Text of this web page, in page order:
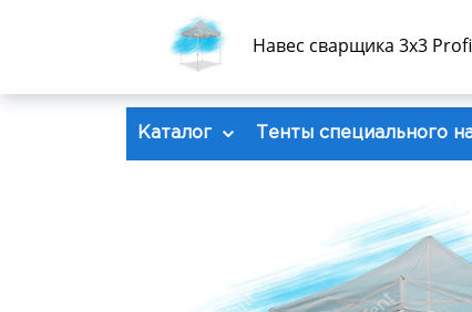
Каталог Тенты специального
Навес сварщика 3x3